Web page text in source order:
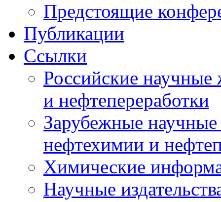
Предстоящие
Публикации
Ссылки
Российские
и нефтепереработки
Зарубежные
нефтехимии и
Химические
Научные